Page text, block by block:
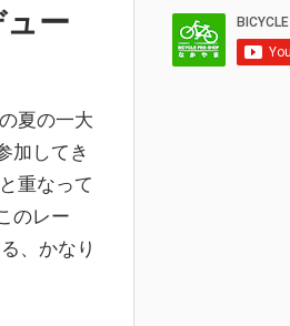
ー
夏の一大
加してき
重なって
のレー
、かなり